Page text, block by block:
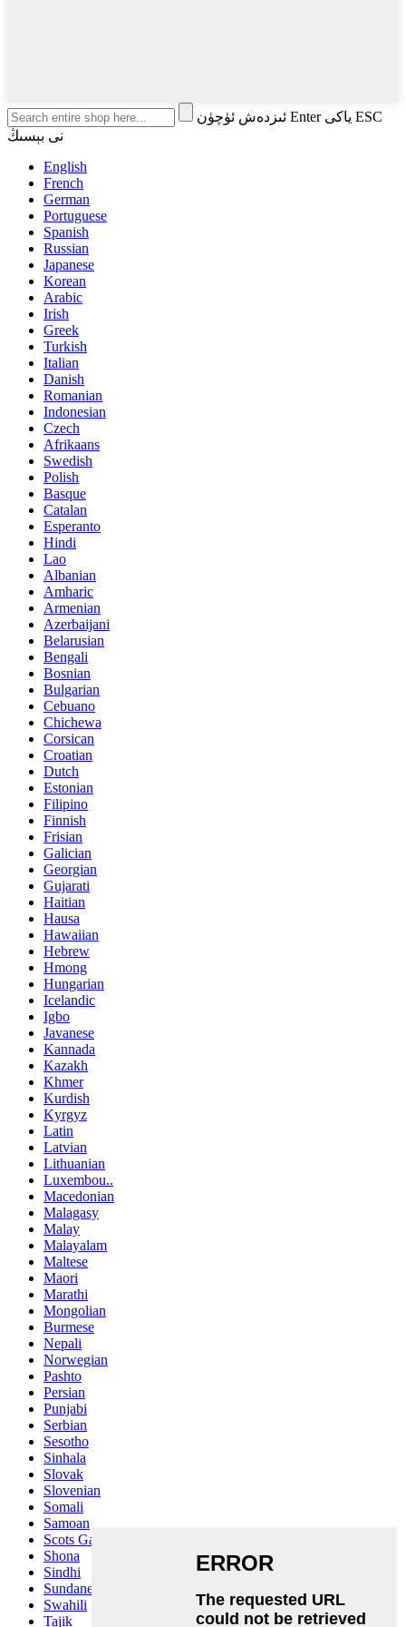
ئىزدەش ئۈچۈن Enter ياكى ESC
نى بېسىڭ
English
French
German
Portuguese
Spanish
Russian
Japanese
Korean
Arabic
Irish
Greek
Turkish
Italian
Danish
Romanian
Indonesian
Czech
Afrikaans
Swedish
Polish
Basque
Catalan
Esperanto
Hindi
Lao
Albanian
Amharic
Armenian
Azerbaijani
Belarusian
Bengali
Bosnian
Bulgarian
Cebuano
Chichewa
Corsican
Croatian
Dutch
Estonian
Filipino
Finnish
Frisian
Galician
Georgian
Gujarati
Haitian
Hausa
Hawaiian
Hebrew
Hmong
Hungarian
Icelandic
Igbo
Javanese
Kannada
Kazakh
Khmer
Kurdish
Kyrgyz
Latin
Latvian
Lithuanian
Luxembou..
Macedonian
Malagasy
Malay
Malayalam
Maltese
Maori
Marathi
Mongolian
Burmese
Nepali
Norwegian
Pashto
Persian
Punjabi
Serbian
Sesotho
Sinhala
Slovak
Slovenian
Somali
Samoan
Scots Gaelic
Shona
Sindhi
Sundanese
Swahili
Tajik